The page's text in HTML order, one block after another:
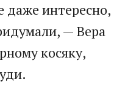
даже интересно,
— Вера
косяку,